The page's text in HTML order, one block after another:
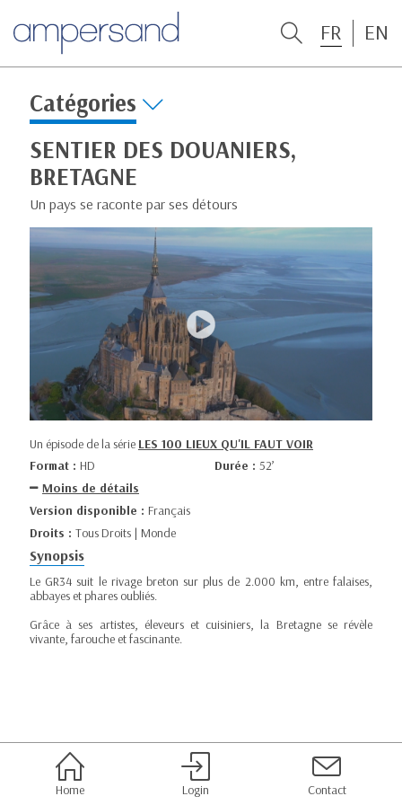
FR EN
Catégories
SENTIER DES DOUANIERS,
BRETAGNE
Un pays se raconte par ses détours
Un épisode de la série LES 100 LIEUX QU'IL FAUT VOIR
Format : HD Durée : 52’
Moins de détails
Version disponible : Français
Droits : Tous Droits | Monde
Synopsis
Le GR34 suit le rivage breton sur plus de 2.000 km, entre falaises,
abbayes et phares oubliés.
Grâce à ses artistes, éleveurs et cuisiniers, la Bretagne se révèle
vivante, farouche et fascinante.
Home Login Contact